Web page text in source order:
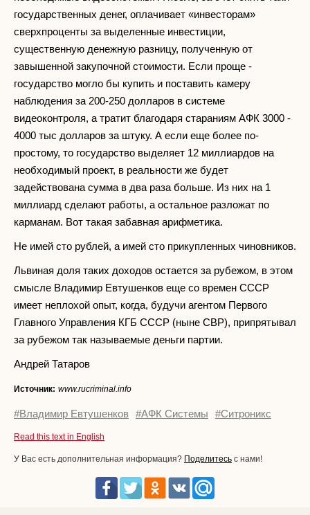
государственных денег, оплачивает «инвесторам»
сверхпроценты за выделенные инвестиции,
существенную денежную разницу, полученную от
завышенной закупочной стоимости. Если проще -
государство могло бы купить и поставить камеру
наблюдения за 200-250 долларов в системе
видеоконтроля, а тратит благодаря стараниям АФК 3000 -
4000 тыс долларов за штуку. А если еще более по-
простому, то государство выделяет 12 миллиардов на
необходимый проект, в реальности же будет
задействована сумма в два раза больше. Из них на 1
миллиард сделают работы, а остальное разложат по
карманам. Вот такая забавная арифметика.
Не имей сто рублей, а имей сто прикупленных чиновников.
Львиная доля таких доходов остается за рубежом, в этом
смысле Владимир Евтушенков еще со времен СССР
имеет неплохой опыт, когда, будучи агентом Первого
Главного Управления КГБ СССР (ныне СВР), припрятывал
за рубежом так называемые деньги партии.
Андрей Татаров
Источник: www.rucriminal.info
#Владимир Евтушенков #АФК Системы #Ситроникс
Read this text in English
У Вас есть дополнительная информация? Поделитесь с нами!